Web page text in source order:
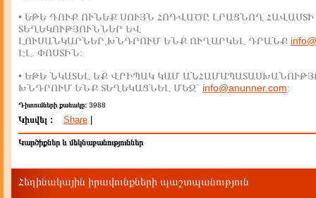
• ԵԹԵ ԴՈՒՔ ՈՒՆԵՔ ՍՈՒՅՆ ՀՈԴՎԱԾԸ ԼՐԱՑՆՈՂ ՀԱՎԱՍՏԻ
ՏԵՂԵԿՈՒԹՅՈՒՆՆԵՐ ԵՎ
ԼՈՒՍԱՆԿԱՐՆԵՐ,ԽՆԴՐՈՒՄ ԵՆՔ ՈՒՂԱՐԿԵԼ ԴՐԱՆՔ
ԷԼ. ՓՈՍՏԻՆ:
• ԵԹԵ ՆԿԱՏԵԼ ԵՔ ՎՐԻՊԱԿ ԿԱՄ
ԽՆԴՐՈՒՄ ԵՆՔ ՏԵՂԵԿԱՑՆԵԼ ՄԵԶ` info@anunner.com:
Դիտումների քանակը: 3988
Կիսվել : Share
Կարծիքներ և մեկնաբանություններ
Հեղինակային իրավունքների պաշտպանություն